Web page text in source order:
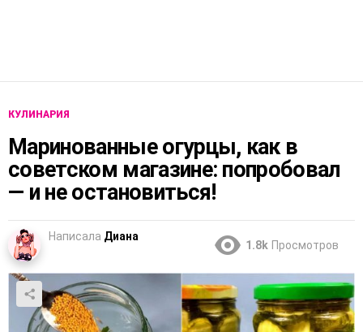
КУЛИНАРИЯ
Маринованные огурцы, как в
советском магазине: попробовал
— и не остановиться!
Написала Диана
1.8k Просмотров